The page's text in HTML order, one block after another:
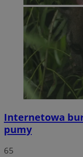
Internetowa
pumy
65